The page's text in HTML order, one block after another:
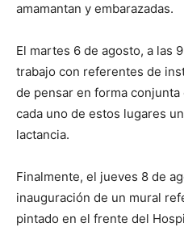
amamantan y embarazadas.
El martes 6 de agosto, a las
trabajo con referentes de
de pensar en forma
cada uno de estos lugares
lactancia.
Finalmente, el jueves 8 de
inauguración de un mural
pintado en el frente del